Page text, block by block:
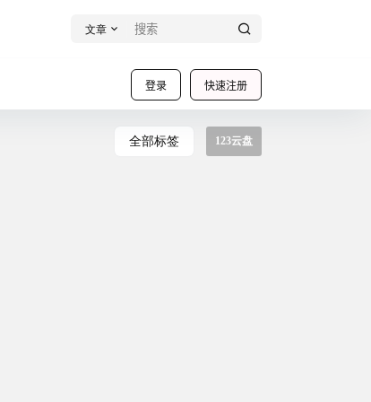
文章
登录 快速注册
全部标签 123云盘